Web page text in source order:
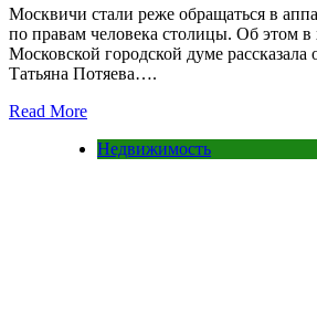
Москвичи стали реже обращаться в
по правам человека столицы. Об этом в
Московской городской думе
Татьяна Потяева….
Read More
Недвижимость